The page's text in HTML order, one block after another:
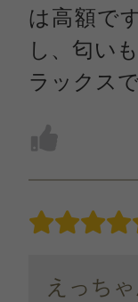
は高額で
し、匂い
ラックス
えっち